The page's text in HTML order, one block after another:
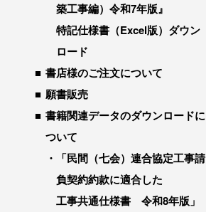
築工事編）令和7年版』
特記仕様書（Excel版）ダウン
ロード
書店様のご注文について
願書販売
書籍関連データのダウンロードに
ついて
「民間（七会）連合協定工事請
負契約約款に適合した
工事共通仕様書 令和8年版」